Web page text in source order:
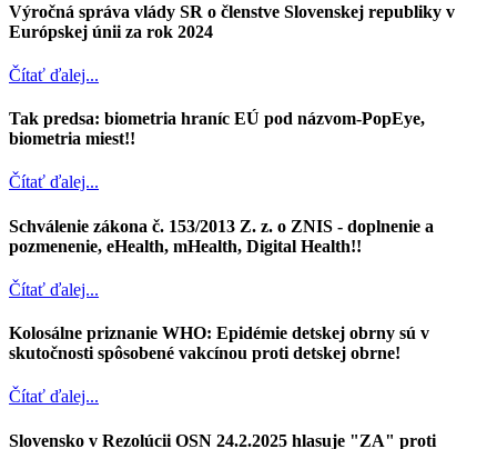
Výročná správa vlády SR o členstve Slovenskej republiky v
Európskej únii za rok 2024
Čítať ďalej...
Tak predsa: biometria hraníc EÚ pod názvom-PopEye,
biometria miest!!
Čítať ďalej...
Schválenie zákona č. 153/2013 Z. z. o ZNIS - doplnenie a
pozmenenie, eHealth, mHealth, Digital Health!!
Čítať ďalej...
Kolosálne priznanie WHO: Epidémie detskej obrny sú v
skutočnosti spôsobené vakcínou proti detskej obrne!
Čítať ďalej...
Slovensko v Rezolúcii OSN 24.2.2025 hlasuje "ZA" proti